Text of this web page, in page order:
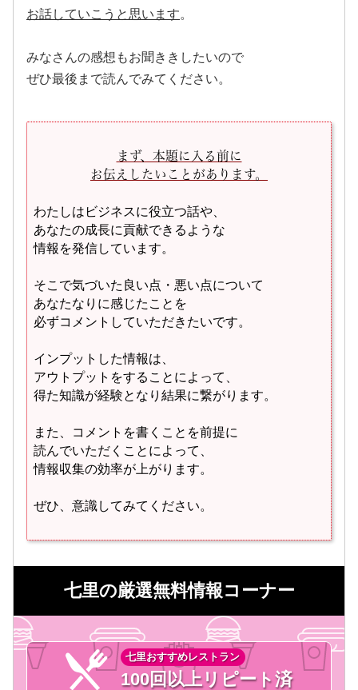
お話していこうと思います。
みなさんの感想もお聞ききしたいので
ぜひ最後まで読んでみてください。
まず、本題に入る前に
お伝えしたいことがあります。
わたしはビジネスに役立つ話や、
あなたの成長に貢献できるような
情報を発信しています。
そこで気づいた良い点・悪い点について
あなたなりに感じたことを
必ずコメントしていただきたいです。
インプットした情報は、
アウトプットをすることによって、
得た知識が経験となり結果に繋がります。
また、コメントを書くことを前提に
読んでいただくことによって、
情報収集の効率が上がります。
ぜひ、意識してみてください。
七里の厳選無料情報コーナー
七里おすすめレストラン
100回以上リピート済